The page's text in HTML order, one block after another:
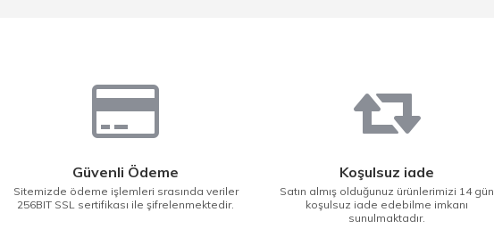
Güvenli Ödeme
Sitemizde ödeme işlemleri srasında veriler
256BIT SSL sertifikası ile şifrelenmektedir.
Koşulsuz iade
Satın almış olduğunuz ürünlerimizi 14 gün
koşulsuz iade edebilme imkanı
sunulmaktadır.